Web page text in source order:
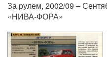
За рулем, 2002/09 –
«НИВА-ФОРА»